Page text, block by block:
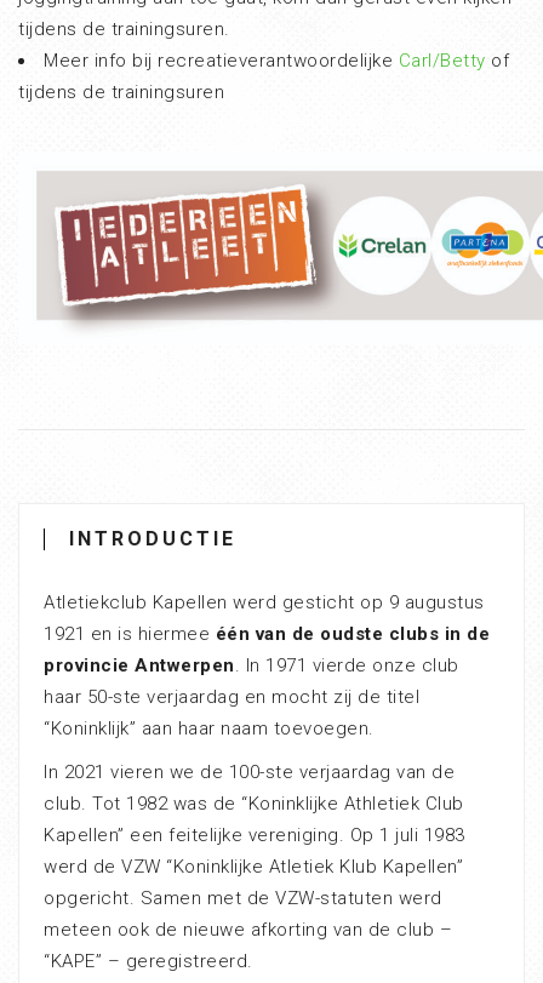
tijdens de trainingsuren.
Meer info bij recreatieverantwoordelijke Carl/Betty of
tijdens de trainingsuren
INTRODUCTIE
Atletiekclub Kapellen werd gesticht op 9 augustus
1921 en is hiermee één van de oudste clubs in de
provincie Antwerpen. In 1971 vierde onze club
haar 50-ste verjaardag en mocht zij de titel
“Koninklijk” aan haar naam toevoegen.
In 2021 vieren we de 100-ste verjaardag van de
club. Tot 1982 was de “Koninklijke Athletiek Club
Kapellen” een feitelijke vereniging. Op 1 juli 1983
werd de VZW “Koninklijke Atletiek Klub Kapellen”
opgericht. Samen met de VZW-statuten werd
meteen ook de nieuwe afkorting van de club –
“KAPE” – geregistreerd.